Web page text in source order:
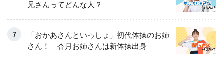
兄さんってどんな人？
「おかあさんといっしょ」初代体操のお姉
さん！ 杏月お姉さんは新体操出身